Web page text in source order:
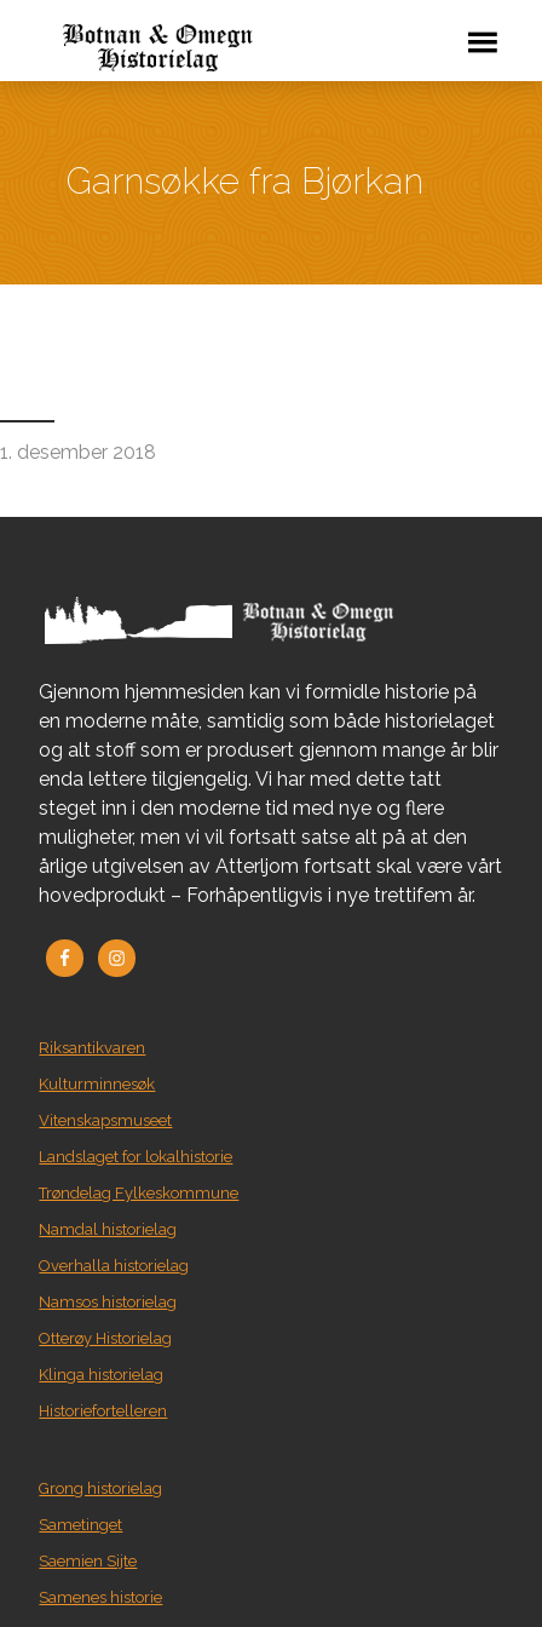
Garnsøkke fra Bjørkan
1. desember 2018
Gjennom hjemmesiden kan vi formidle historie på
en moderne måte, samtidig som både historielaget
og alt stoff som er produsert gjennom mange år blir
enda lettere tilgjengelig. Vi har med dette tatt
steget inn i den moderne tid med nye og flere
muligheter, men vi vil fortsatt satse alt på at den
årlige utgivelsen av Atterljom fortsatt skal være vårt
hovedprodukt – Forhåpentligvis i nye trettifem år.
Riksantikvaren
Kulturminnesøk
Vitenskapsmuseet
Landslaget for lokalhistorie
Trøndelag Fylkeskommune
Namdal historielag
Overhalla historielag
Namsos historielag
Otterøy Historielag
Klinga historielag
Historiefortelleren
Grong historielag
Sametinget
Saemien Sijte
Samenes historie